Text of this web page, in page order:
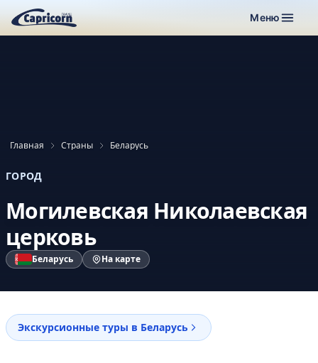
Меню
Главная Страны Беларусь
ГОРОД
Могилевская Николаевская
церковь
Беларусь На карте
Экскурсионные туры в Беларусь